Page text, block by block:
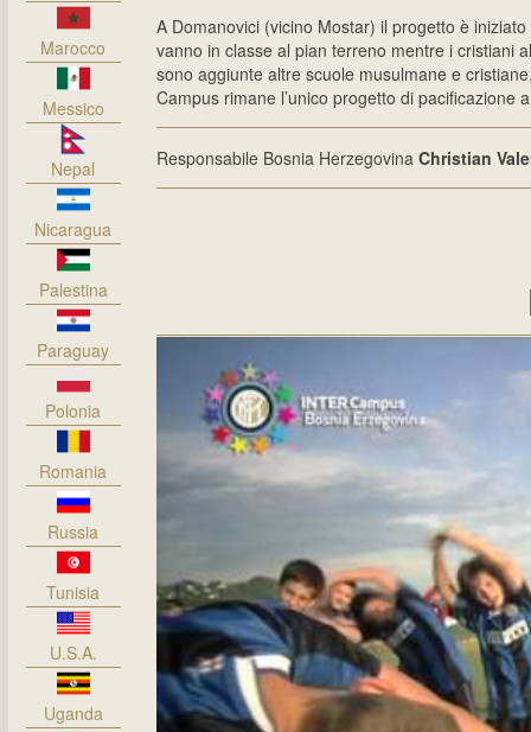
Marocco
Messico
Nepal
Nicaragua
Palestina
Paraguay
Polonia
Romania
Russia
Tunisia
U.S.A.
Uganda
A Domanovici (vicino Mostar) il progetto è
vanno in classe al pian terreno mentre i cristiani
sono aggiunte altre scuole musulmane e
Campus rimane l’unico progetto di pacificazione
Responsabile Bosnia Herzegovina Christian